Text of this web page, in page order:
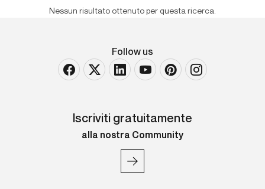
Nessun risultato ottenuto per questa ricerca.
Follow us
Iscriviti gratuitamente
alla nostra Community